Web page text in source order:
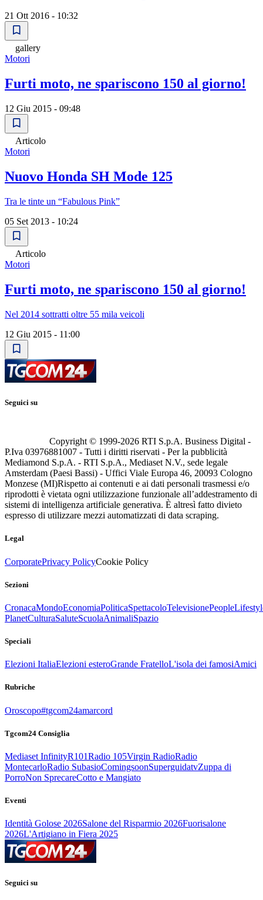
21 Ott 2016 - 10:32
gallery
Motori
Furti moto, ne spariscono 150 al giorno!
12 Giu 2015 - 09:48
Articolo
Motori
Nuovo Honda SH Mode 125
Tra le tinte un “Fabulous Pink”
05 Set 2013 - 10:24
Articolo
Motori
Furti moto, ne spariscono 150 al giorno!
Nel 2014 sottratti oltre 55 mila veicoli
12 Giu 2015 - 11:00
Seguici su
Copyright © 1999-2026 RTI S.p.A. Business Digital -
P.Iva 03976881007 - Tutti i diritti riservati - Per la pubblicità
Mediamond S.p.A. - RTI S.p.A., Mediaset N.V., sede legale
Amsterdam (Paesi Bassi) - Uffici Viale Europa 46, 20093 Cologno
Monzese (MI)Rispetto ai contenuti e ai dati personali trasmessi e/o
riprodotti è vietata ogni utilizzazione funzionale all’addestramento di
sistemi di intelligenza artificiale generativa. È altresì fatto divieto
espresso di utilizzare mezzi automatizzati di data scraping.
Legal
CorporatePrivacy PolicyCookie Policy
Sezioni
CronacaMondoEconomiaPoliticaSpettacoloTelevisionePeople
PlanetCulturaSaluteScuolaAnimaliSpazio
Speciali
Elezioni ItaliaElezioni esteroGrande FratelloL'isola dei famosiAmici
Rubriche
Oroscopo#tgcom24amarcord
Tgcom24 Consiglia
Mediaset InfinityR101Radio 105Virgin RadioRadio
MontecarloRadio SubasioComingsoonSuperguidatvZuppa di
PorroNon SprecareCotto e Mangiato
Eventi
Identità Golose 2026Salone del Risparmio 2026Fuorisalone
2026L'Artigiano in Fiera 2025
Seguici su